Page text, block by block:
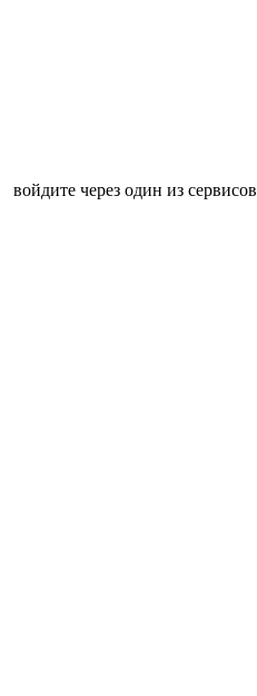
войдите через один из сервисов